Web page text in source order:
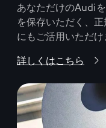
あなただけのAudi
を保存いただく、
にもご活用いただけ
詳しくはこちら